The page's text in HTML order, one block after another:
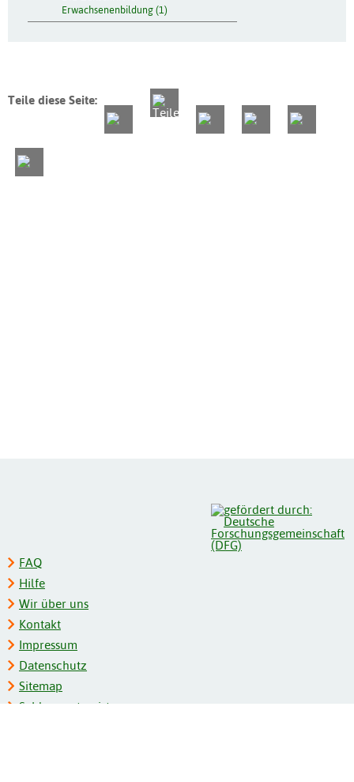
Erwachsenenbildung (1)
Teile diese Seite:
FAQ
Hilfe
Wir über uns
Kontakt
Impressum
Datenschutz
Sitemap
Schlagwortregister